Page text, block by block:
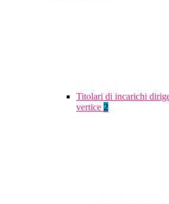
Titolari di incarichi
vertice 2